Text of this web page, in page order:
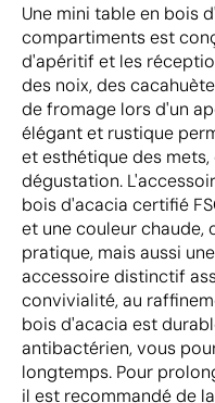
Une mini table en bois
compartiments est
d'apéritif et les
des noix, des
de fromage lors d'un
élégant et rustique
et esthétique des
dégustation.
bois d'acacia certifié
et une couleur chaude,
pratique, mais aussi
accessoire distinctif
convivialité, au
bois d'acacia est
antibactérien, vous
longtemps. Pour
il est recommandé de